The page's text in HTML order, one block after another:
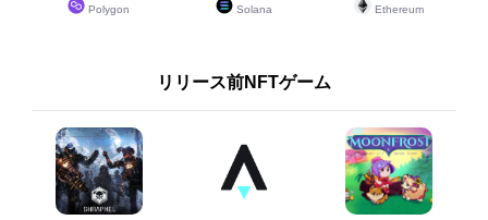
Polygon
Solana
Ethereum
リリース前NFTゲーム